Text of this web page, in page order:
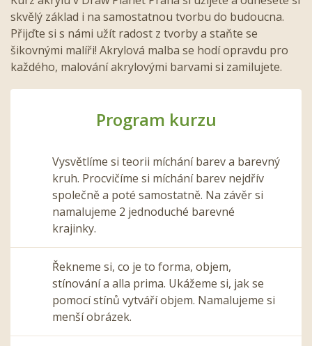
skvělý základ i na samostatnou tvorbu do budoucna.
Přijďte si s námi užít radost z tvorby a staňte se
šikovnými malíři! Akrylová malba se hodí opravdu pro
každého, malování akrylovými barvami si zamilujete.
Program kurzu
Vysvětlíme si teorii míchání barev a barevný
kruh. Procvičíme si míchání barev nejdřív
společně a poté samostatně. Na závěr si
namalujeme 2 jednoduché barevné
krajinky.
Řekneme si, co je to forma, objem,
stínování a alla prima. Ukážeme si, jak se
pomocí stínů vytváří objem. Namalujeme si
menší obrázek.